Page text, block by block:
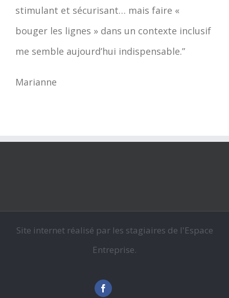
stimulant et sécurisant… mais faire «
bouger les lignes » dans un contexte inclusif
me semble aujourd’hui indispensable.”
Marianne
Site internet réalisé par les stagiaires de l'Espace
Entreprise.
Facebook